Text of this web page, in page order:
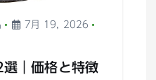
7月 19, 2026
｜価格と特徴